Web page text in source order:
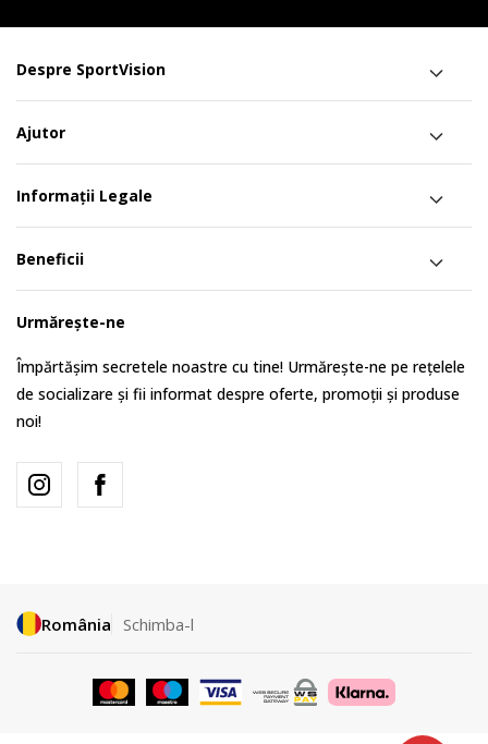
Despre SportVision
Ajutor
Informații Legale
Beneficii
Urmărește-ne
Împărtășim secretele noastre cu tine! Urmărește-ne pe rețelele
de socializare și fii informat despre oferte, promoții și produse
noi!
România Schimba-l